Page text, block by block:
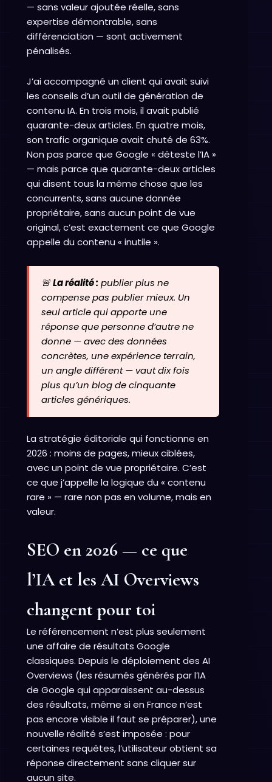
— sans valeur ajoutée réelle, sans
expertise démontrable, sans
différenciation — sont activement
pénalisés.
J’ai accompagné un client qui avait suivi
les conseils d’un outil de génération de
contenu IA. En trois mois, il avait publié
quarante-deux articles. En quatre mois,
son trafic organique avait chuté de 63%.
Non pas parce que Google « déteste l’IA »
— mais parce que quarante-deux articles
qui disent tous la même chose que les
concurrents, sans aucune donnée
propriétaire, sans aucun point de vue
original, c’est exactement ce que Google
appelle du contenu « inutile ».
🚨La réalité : publier plus ne
compense pas publier mieux. Un
seul article qui apporte une
réponse que personne d’autre ne
donne — avec des données
concrètes, une expérience terrain,
un angle différent — vaut dix fois
plus qu’un blog de cinquante
articles génériques.
La stratégie éditoriale qui fonctionne en
2026 : moins de pages, mieux ciblées,
avec un point de vue propriétaire. C’est
ce que j’appelle la logique du « contenu
rare » — rare non pas en volume, mais en
valeur.
SEO en 2026 — ce que
l’IA et les AI Overviews
changent pour toi
Le référencement n’est plus seulement
une affaire de résultats Google
classiques. Depuis le déploiement des AI
Overviews (les résumés générés par l’IA
de Google qui apparaissent au-dessus
des résultats, même si en France n’est
pas encore visible il faut se préparer), une
nouvelle réalité s’est imposée : pour
certaines requêtes, l’utilisateur obtient sa
réponse directement sans cliquer sur
aucun site.